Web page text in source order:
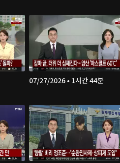
07/27/2026 • 1시간 44분